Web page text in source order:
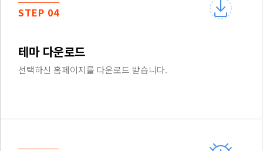
STEP 04
테마 다운로드
선택하신 홈페이지를 다운로드 받습니다.